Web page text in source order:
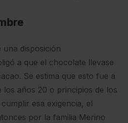
disposición
a que el chocolate llevase
Se estima que esto fue a
los años 20 o principios de los
esa exigencia, el
por la familia Merino